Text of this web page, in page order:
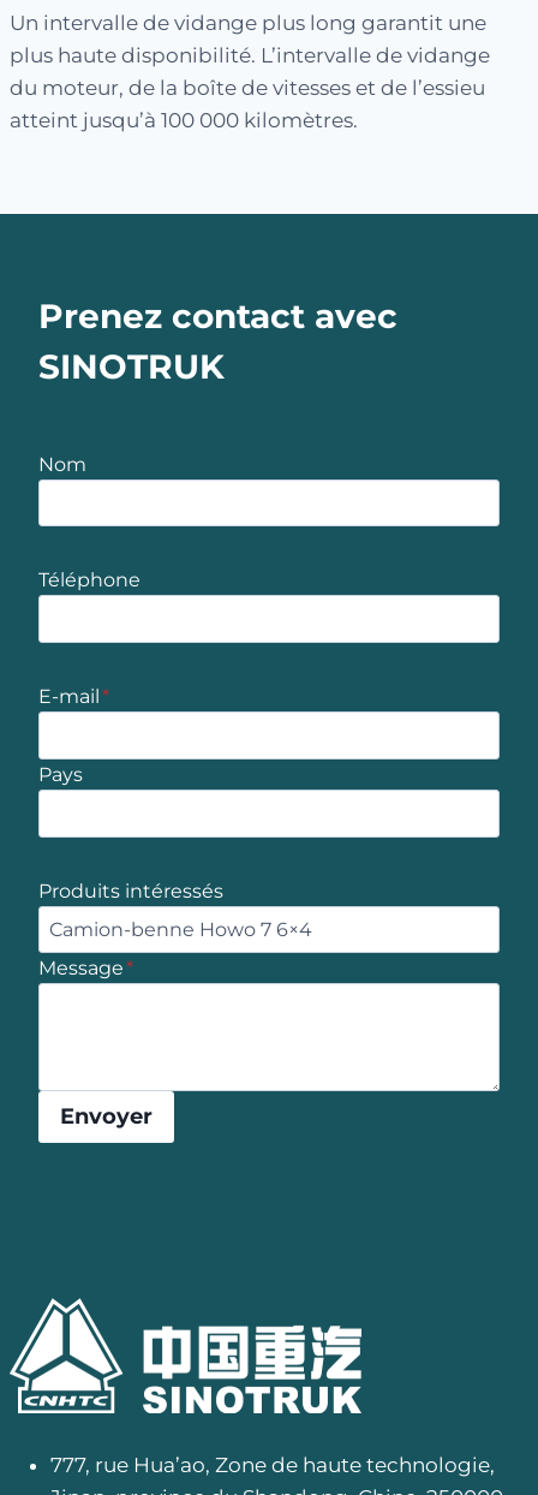
Un intervalle de vidange plus long garantit une
plus haute disponibilité. L’intervalle de vidange
du moteur, de la boîte de vitesses et de l’essieu
atteint jusqu’à 100 000 kilomètres.
Prenez contact avec
SINOTRUK
Nom
Téléphone
E-mail*
Pays
Produits intéressés
Message*
Envoyer
777, rue Hua’ao, Zone de haute technologie,